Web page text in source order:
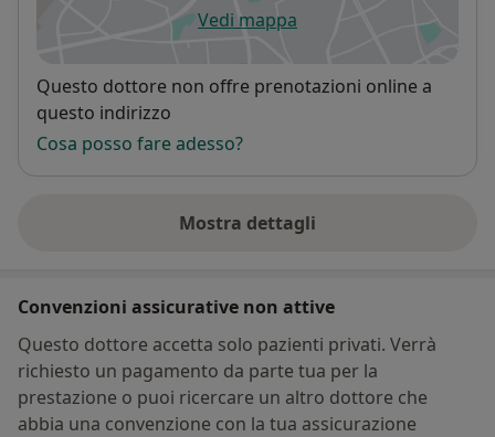
Biosistemica con unica sede in Italia a Bologna seguita
da altre due sedi internazionali site a San Paolo in
Brasile e Tokyo in Giappone.
La Biosistemica, intesa come approccio terapeutico
integrato, che riassume in sé le sue due dirette
fondamentale strumento: l’ascolto profondo (Liss,
Il Prof. Liss, psichiatra e psicoterapeuta, fonda
negl’anni Ottanta la Biosistemica da cui sono state
gettate le basi per la divulgazione di questo approccio
in molti altri paesi europei, in Asia e in America.
Vedi mappasi apre in una nuova scheda
Disponibilità
Questo dottore non offre prenotazioni online a
questo indirizzo
Cosa posso fare adesso?
Mostra dettagli
sull'indirizzo
Convenzioni assicurative non attive
Questo dottore accetta solo pazienti privati. Verrà
richiesto un pagamento da parte tua per la
prestazione o puoi ricercare un altro dottore che
abbia una convenzione con la tua assicurazione